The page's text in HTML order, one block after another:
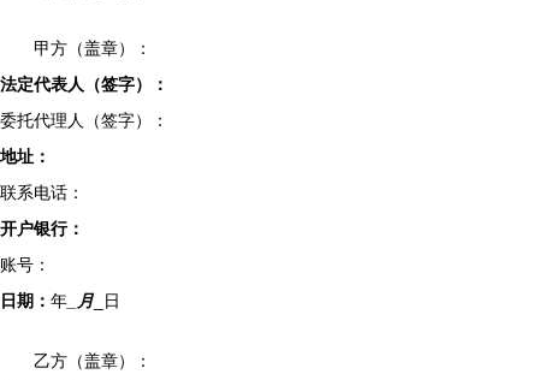
甲方（盖章）：
法定代表人（签字）：
委托代理人（签字）：
地址：
联系电话：
开户银行：
账号：
日期： 年 _月 _日
乙方（盖章）：